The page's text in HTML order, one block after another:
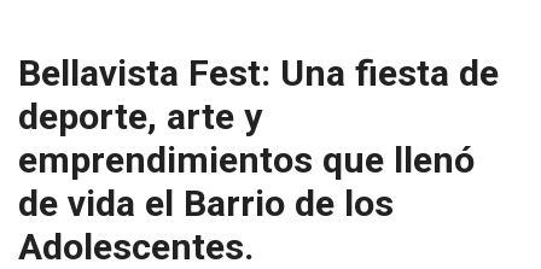
Bellavista Fest: Una fiesta de
deporte, arte y
emprendimientos que llenó
de vida el Barrio de los
Adolescentes.